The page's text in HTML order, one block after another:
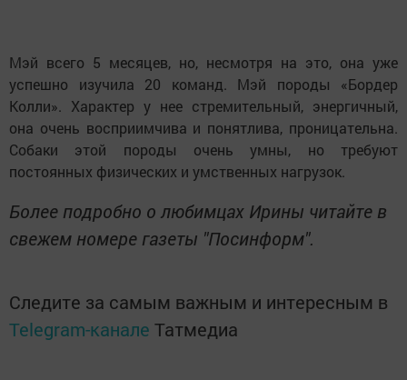
Мэй всего 5 месяцев, но, несмотря на это, она уже
успешно изучила 20 команд. Мэй породы «Бордер
Колли». Характер у нее стремительный, энергичный,
она очень восприимчива и понятлива, проницательна.
Собаки этой породы очень умны, но требуют
постоянных физических и умственных нагрузок.
Более подробно о любимцах Ирины читайте в
свежем номере газеты "Посинформ".
Следите за самым важным и интересным в
Telegram-канале Татмедиа